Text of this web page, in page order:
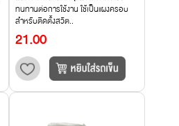
ทนทานต่อการใช้งาน ใช้เป็นแผงครอบ
สำหรับติดตั้งสวิต..
21.00